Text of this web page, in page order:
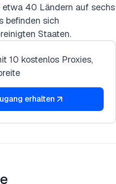
etwa 40 Ländern auf sechs
befinden sich
Staaten.
10 kostenlos Proxies,
erhalten